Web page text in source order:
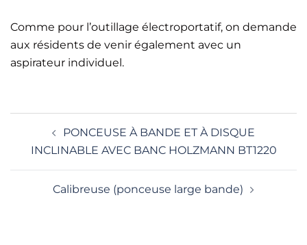
Comme pour l’outillage électroportatif, on demande
aux résidents de venir également avec un
aspirateur individuel.
D’ARTICLEPONCEUSE À BANDE ET À DISQUE
INCLINABLE AVEC BANC HOLZMANN BT1220
Calibreuse (ponceuse large bande)